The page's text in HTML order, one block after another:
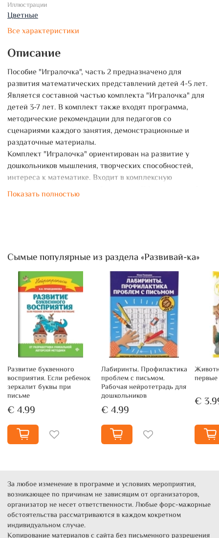
Иллюстрации
Цветные
Все характеристики
Описание
Пособие "Игралочка", часть 2 предназначено для
развития математических представлений детей 4-5 лет.
Является составной частью комплекта "Игралочка" для
детей 3-7 лет. В комплект также входят программа,
методические рекомендации для педагогов со
сценариями каждого занятия, демонстрационные и
раздаточные материалы.
Комплект "Игралочка" ориентирован на развитие у
дошкольников мышления, творческих способностей,
интереса к математике. Входит в комплексную
программу дошкольного образования "Мир открытий".
Комплект "Игралочка" может использоваться в системе
дошкольного образования и для индивидуальной работы
с детьми.
Показать полностью
Сымые популярные из раздела «Развивай-ка»
Развитие буквенного
восприятия. Если ребенок
зеркалит буквы при
письме
€ 4.99
Лабиринты. Профилактика
проблем с письмом.
Рабочая нейротетрадь для
дошкольников
€ 4.99
€
За любое изменение в программе и условиях мероприятия,
возникающее по причинам не зависящим от организаторов,
организатор не несет ответственности. Любые форс-мажорные
обстоятельства рассматриваются в каждом кокретном
индивидуальном случае.
Копирование материалов с сайта без письменного разрешения